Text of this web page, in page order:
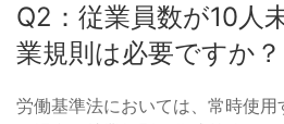
Q2：従業員数が10人
業規則は必要ですか？
労働基準法においては、常時使